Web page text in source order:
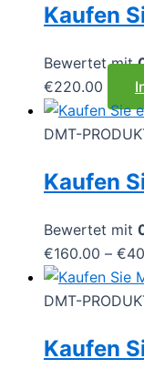
Kaufen
Bewertet mit
€220.00
DMT-
Kaufen
Bewertet mit
€160.00 – €
DMT-
Kaufen